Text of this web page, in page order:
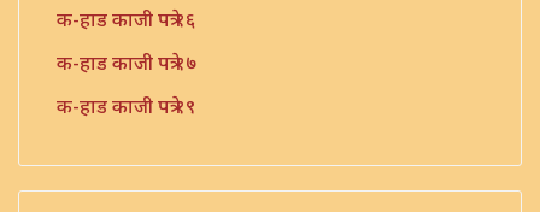
क-हाड काजी पत्रे १६
क-हाड काजी पत्रे १७
क-हाड काजी पत्रे १९
क-हाड काजी पत्रे २२